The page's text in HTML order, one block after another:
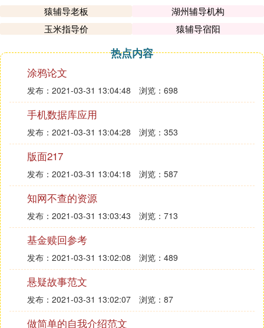
这跟部队一样的：
连（指导员）、营（教导员）、团以上（政委），
派出所（教导员）、公安局（政委）。
④ 派出所指导员什么时候可以成为所长
派出所为公安系抄统的基层组织，袭一般来讲，派出
所指导员同所长的职务是平级，对于指导员什么时候
成为所长，可根据《公务员法》关于职务任免规定执
行。
《公务员法》第六章职务任免
第三十八条 公务员职务实行选任制和委任制。
领导成员职务按照国家规定实行任期制。
第三十九条 选任制公务员在选举结果生效时即任当
选职务；任期届满不再连任，或者任期内辞职、被罢
免、被撤职的，其所任职务即终止。
第四十条委任制公务员遇有试用期满考核合格、职务
发生变化、不再担任公务员职务以及其他情形需要任
免职务的，应当按照管理权限和规定的程序任免其职
务。
第四十一条 公务员任职必须在规定的编制限额和职
猿辅导老板
湖州辅导机构
玉米指导价
猿辅导宿阳
热点内容
涂鸦论文
发布：2021-03-31 13:04:48 浏览：698
手机数据库应用
发布：2021-03-31 13:04:28 浏览：353
版面217
发布：2021-03-31 13:04:18 浏览：587
知网不查的资源
发布：2021-03-31 13:03:43 浏览：713
基金赎回参考
发布：2021-03-31 13:02:08 浏览：489
悬疑故事范文
发布：2021-03-31 13:02:07 浏览：87
做简单的自我介绍范文